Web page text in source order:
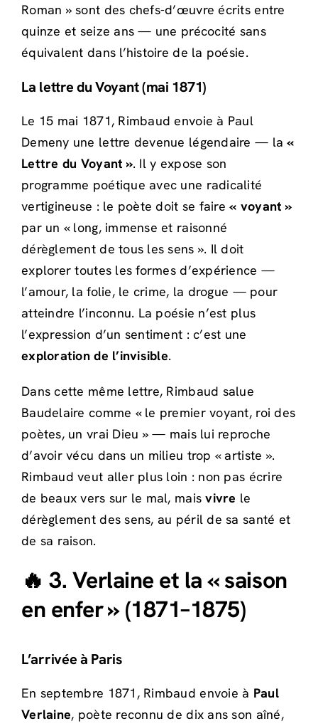
Roman » sont des chefs-d’œuvre écrits entre
quinze et seize ans — une précocité sans
équivalent dans l’histoire de la poésie.
La lettre du Voyant (mai 1871)
Le 15 mai 1871, Rimbaud envoie à Paul
Demeny une lettre devenue légendaire — la«
Lettre du Voyant ». Il y expose son
programme poétique avec une radicalité
vertigineuse : le poète doit se faire« voyant »
par un « long, immense et raisonné
dérèglement de tous les sens ». Il doit
explorer toutes les formes d’expérience —
l’amour, la folie, le crime, la drogue — pour
atteindre l’inconnu. La poésie n’est plus
l’expression d’un sentiment : c’est une
exploration de l’invisible.
Dans cette même lettre, Rimbaud salue
Baudelaire comme « le premier voyant, roi des
poètes, un vrai Dieu » — mais lui reproche
d’avoir vécu dans un milieu trop « artiste ».
Rimbaud veut aller plus loin : non pas écrire
de beaux vers sur le mal, maisvivre le
dérèglement des sens, au péril de sa santé et
de sa raison.
🔥 3. Verlaine et la « saison
en enfer » (1871–1875)
L’arrivée à Paris
En septembre 1871, Rimbaud envoie à Paul
Verlaine, poète reconnu de dix ans son aîné,